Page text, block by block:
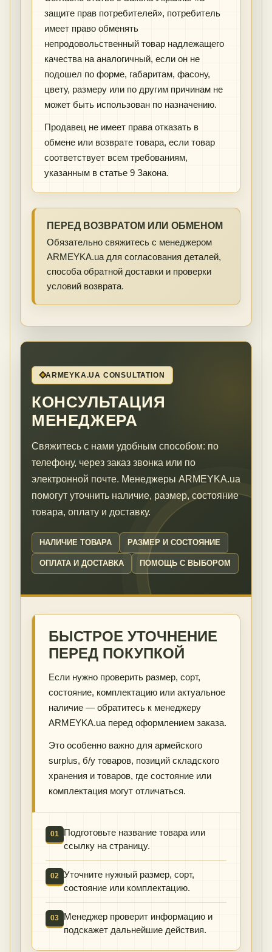
защите прав потребителей», потребитель
имеет право обменять
непродовольственный товар надлежащего
качества на аналогичный, если он не
подошел по форме, габаритам, фасону,
цвету, размеру или по другим причинам не
может быть использован по назначению.
Продавец не имеет права отказать в
обмене или возврате товара, если товар
соответствует всем требованиям,
указанным в статье 9 Закона.
ПЕРЕД ВОЗВРАТОМ ИЛИ ОБМЕНОМ
Обязательно свяжитесь с менеджером
ARMEYKA.ua для согласования деталей,
способа обратной доставки и проверки
условий возврата.
ARMEYKA.UA CONSULTATION
КОНСУЛЬТАЦИЯ
МЕНЕДЖЕРА
Свяжитесь с нами удобным способом: по
телефону, через заказ звонка или по
электронной почте. Менеджеры ARMEYKA.ua
помогут уточнить наличие, размер, состояние
товара, оплату и доставку.
НАЛИЧИЕ ТОВАРА РАЗМЕР И СОСТОЯНИЕ
ОПЛАТА И ДОСТАВКА ПОМОЩЬ С ВЫБОРОМ
БЫСТРОЕ УТОЧНЕНИЕ
ПЕРЕД ПОКУПКОЙ
Если нужно проверить размер, сорт,
состояние, комплектацию или актуальное
наличие — обратитесь к менеджеру
ARMEYKA.ua перед оформлением заказа.
Это особенно важно для армейского
surplus, б/у товаров, позиций складского
хранения и товаров, где состояние или
комплектация могут отличаться.
01
Подготовьте название товара или
ссылку на страницу.
02 Уточните нужный размер, сорт,
состояние или комплектацию.
03
Менеджер проверит информацию и
подскажет дальнейшие действия.